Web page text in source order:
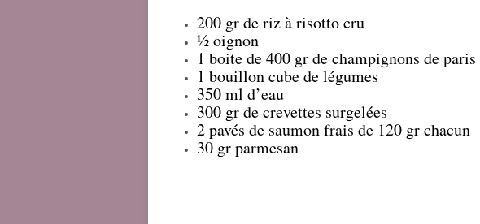
200 gr de riz à risotto cru
½ oignon
1 boite de 400 gr de champignons de
1 bouillon cube de légumes
350 ml d’eau
300 gr de crevettes surgelées
2 pavés de saumon frais de 120 gr chacun
30 gr parmesan